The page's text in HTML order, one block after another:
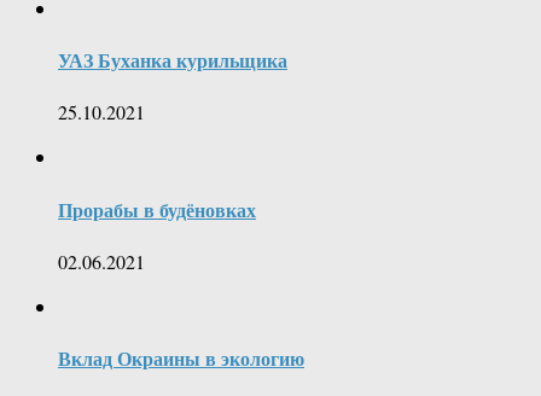
УАЗ Буханка курильщика
25.10.2021
Прорабы в будёновках
02.06.2021
Вклад Окраины в экологию